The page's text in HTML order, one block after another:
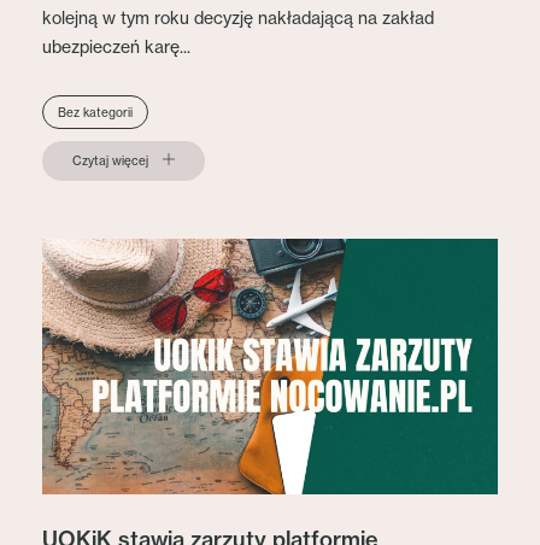
kolejną w tym roku decyzję nakładającą na zakład
ubezpieczeń karę...
Bez kategorii
Czytaj więcej